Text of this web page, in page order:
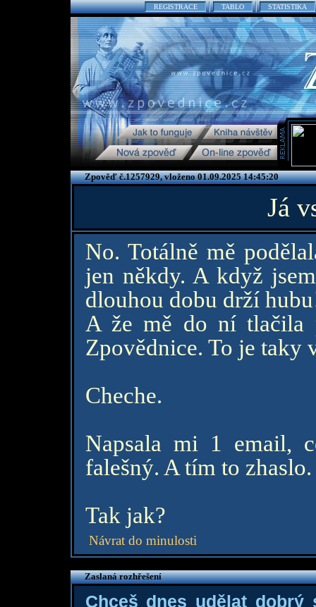
REGISTRACE TABLO STATISTIKA
Zpověď č.1257929, vloženo 01.09.2025 14:45:20
Já
No. Totálně mě
jen někdy. A když
dlouhou dobu drží
A že mě do ní tlačila
Zpovědnice. To je taky
Cheche.
Napsala mi 1 email,
falešný. A tím to
Tak jak?
Návrat do minulosti
Zaslaná rozhřešení
Chceš dnes udělat dobrý